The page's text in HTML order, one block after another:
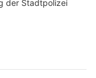
der Stadtpolizei